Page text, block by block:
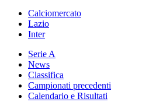
Calciomercato
Lazio
Inter
Serie A
News
Classifica
Campionati precedenti
Calendario e Risultati